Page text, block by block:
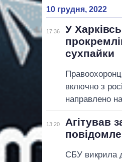
10 грудня, 2022
17:36
У
сухпайки
включно з
направлено
13:20
Агітував
СБУ викрила